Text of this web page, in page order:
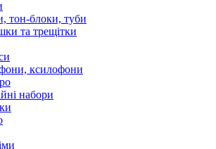
тон-блоки, туби
та трещітки
ксилофони
набори